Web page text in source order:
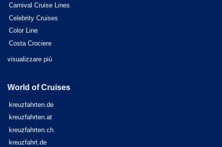
Carnival Cruise Lines
Celebrity Cruises
Color Line
Costa Crociere
visualizzare più
World of Cruises
kreuzfahrten.de
kreuzfahrten.at
kreuzfahrten.ch
kreuzfahrt.de